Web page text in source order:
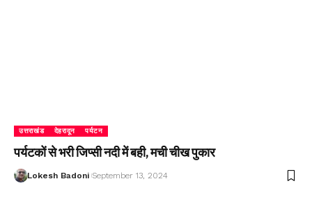
उत्तराखंड देहरादून पर्यटन
पर्यटकों से भरी जिप्सी नदी में बही, मची चीख पुकार
Lokesh Badoni September 13, 2024